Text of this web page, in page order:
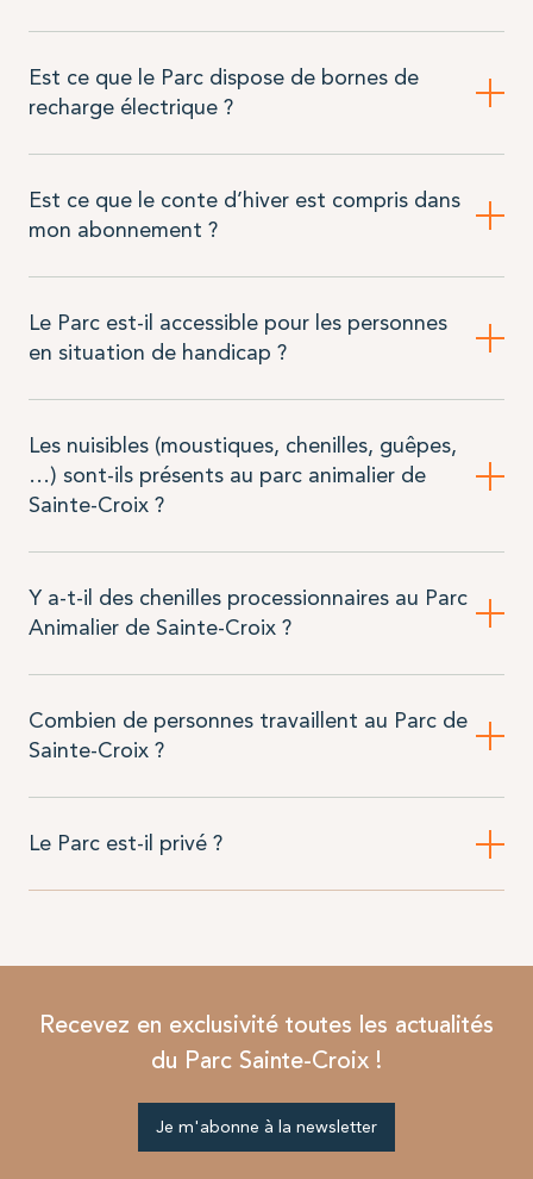
Est ce que le Parc dispose de bornes de
recharge électrique ?
Est ce que le conte d’hiver est compris dans
mon abonnement ?
Le Parc est-il accessible pour les personnes
en situation de handicap ?
Les nuisibles (moustiques, chenilles, guêpes,
…) sont-ils présents au parc animalier de
Sainte-Croix ?
Y a-t-il des chenilles processionnaires au Parc
Animalier de Sainte-Croix ?
Combien de personnes travaillent au Parc de
Sainte-Croix ?
Le Parc est-il privé ?
Recevez en exclusivité toutes les actualités
du Parc Sainte-Croix !
Je m'abonne à la newsletter